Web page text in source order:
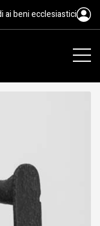
ai beni ecclesiastici